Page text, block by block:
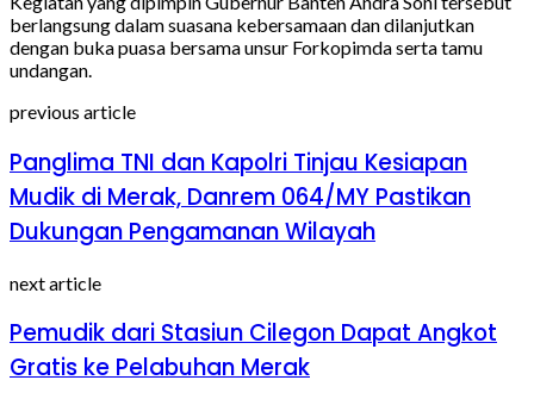
berlangsung dalam suasana kebersamaan dan dilanjutkan
dengan buka puasa bersama unsur Forkopimda serta tamu
undangan.
previous article
Panglima TNI dan Kapolri Tinjau Kesiapan
Mudik di Merak, Danrem 064/MY Pastikan
Dukungan Pengamanan Wilayah
next article
Pemudik dari Stasiun Cilegon Dapat Angkot
Gratis ke Pelabuhan Merak